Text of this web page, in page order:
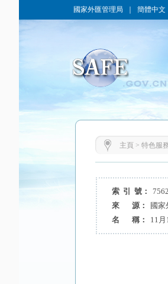
國家外匯管理局 簡體中文
主頁 > 特色服
索 引 號：
來 源：
國
名 稱：
11